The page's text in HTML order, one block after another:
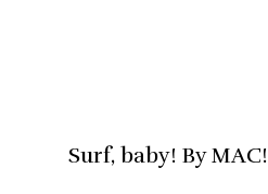
Surf, baby! By MAC!